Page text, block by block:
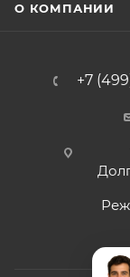
О КОМПАНИИ
+7